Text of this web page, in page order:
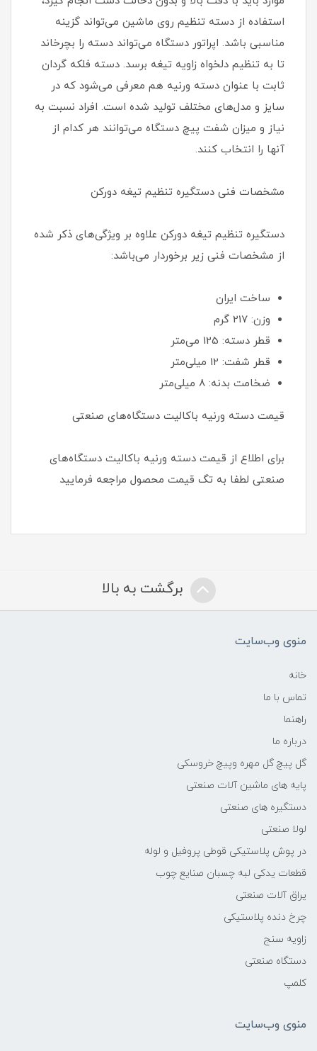
استفاده از دسته تنظیم روی ماشین می‌تواند گزینه
مناسبی باشد. اپراتور دستگاه می‌تواند دسته را بچرخاند
تا به تنظیم دلخواه زاویه تیغه برسد. دسته فلکه گردان
ثابت با عنوان دسته ورنیه هم معرفی می‌شود که در
سایز و مدل‌های مختلف تولید شده است. افراد نسبت به
نیاز و میزان شفت پیچ دستگاه می‌توانند هر کدام از
آنها را انتخاب کنند.
مشخصات فنی دستگیره تنظیم تیغه دورکن
دستگیره تنظیم تیغه دورکن علاوه بر ویژگی‌های ذکر شده
از مشخصات فنی زیر برخوردار می‌باشد:
ساخت ایران
وزن: 217 گرم
قطر دسته: 125 می‌متر
قطر شفت: 12 میلی‌متر
ضخامت بدنه: 8 میلی‌متر
قیمت دسته ورنیه باکالیت دستگاه‌های صنعتی
برای اطلاع از قیمت دسته ورنیه باکالیت دستگاه‌های
صنعتی لطفا به تگ قیمت محصول مراجعه فرمایید
برگشت به بالا
منوی وب‌سایت
خانه
تماس با ما
راهنما
درباره ما
گل پیچ گل مهره وپیچ خروسکی
پایه های ماشین آلات صنعتی
دستگیره های صنعتی
لولا صنعتی
در پوش پلاستیکی قوطی پروفیل و لوله
قطعات یدکی لبه چسبان صنایع چوب
یراق آلات صنعتی
چرخ دنده پلاستیکی
زاویه سنج
دستگاه صنعتی
کلمپ
منوی وب‌سایت